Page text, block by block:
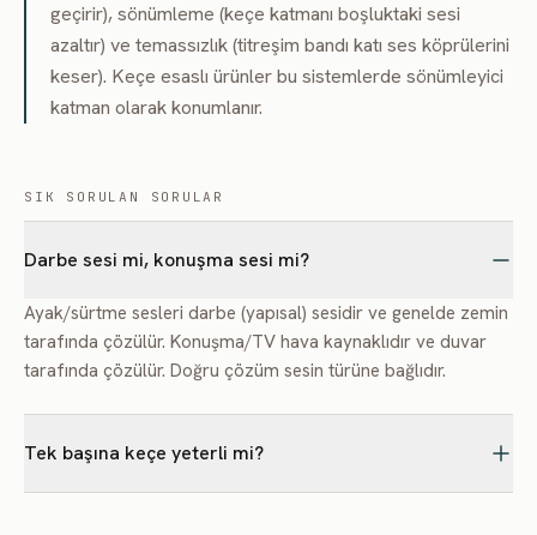
geçirir), sönümleme (keçe katmanı boşluktaki sesi
azaltır) ve temassızlık (titreşim bandı katı ses köprülerini
keser). Keçe esaslı ürünler bu sistemlerde sönümleyici
katman olarak konumlanır.
SIK SORULAN SORULAR
Darbe sesi mi, konuşma sesi mi?
Ayak/sürtme sesleri darbe (yapısal) sesidir ve genelde zemin
tarafında çözülür. Konuşma/TV hava kaynaklıdır ve duvar
tarafında çözülür. Doğru çözüm sesin türüne bağlıdır.
Tek başına keçe yeterli mi?